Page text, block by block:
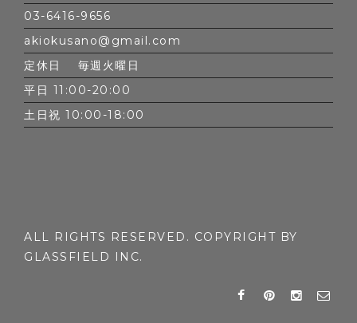
03-6416-9656
akiokusano@gmail.com
定休日 毎週火曜日
平日 11:00-20:00
土日祝 10:00-18:00
ALL RIGHTS RESERVED. COPYRIGHT BY
GLASSFIELD INC.